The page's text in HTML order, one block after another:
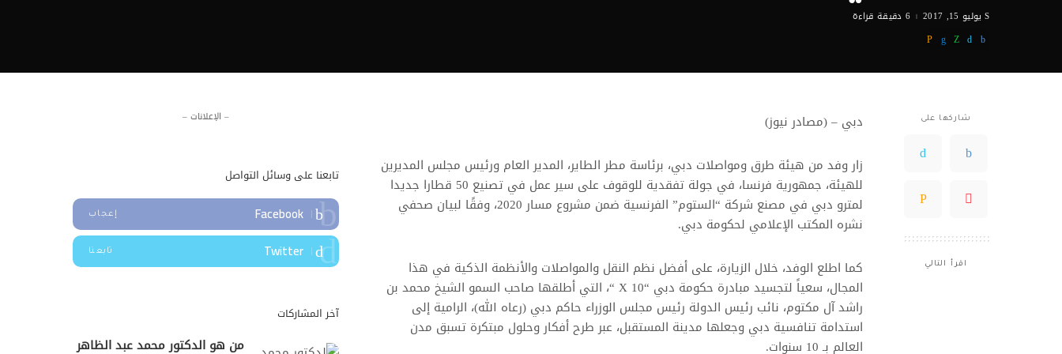
يوليو 15, 2017 6 دقيقة قراءة
شاركها على
اقرأ التالي
دبي – (مصادر نيوز)
زار وفد من هيئة طرق ومواصلات دبي، برئاسة مطر الطاير، المدير العام ورئيس مجلس المديرين
للهيئة، جمهورية فرنسا، في جولة تفقدية للوقوف على سير عمل في تصنيع 50 قطارا جديدا
لمترو دبي في مصنع شركة “الستوم” الفرنسية ضمن مشروع مسار 2020، وفقًا لبيان صحفي
نشره المكتب الإعلامي لحكومة دبي.
كما اطلع الوفد، خلال الزيارة، على أفضل نظم النقل والمواصلات والأنظمة الذكية في هذا
المجال، سعياً لتجسيد مبادرة حكومة دبي “X 10 “، التي أطلقها صاحب السمو الشيخ محمد بن
راشد آل مكتوم، نائب رئيس الدولة رئيس مجلس الوزراء حاكم دبي (رعاه الله)، الرامية إلى
استدامة تنافسية دبي وجعلها مدينة المستقبل، عبر طرح أفكار وحلول مبتكرة تسبق مدن
العالم بـ 10 سنوات.
– الإعلانات –
تابعنا على وسائل التواصل
Facebook إعجاب
Twitter تابعنا
آخر المشاركات
من هو الدكتور محمد عبد الظاهر